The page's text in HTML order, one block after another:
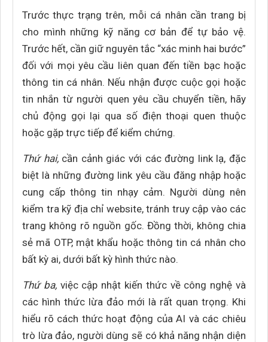
Trước thực trạng trên, mỗi cá nhân cần trang bị
cho mình những kỹ năng cơ bản để tự bảo vệ.
Trước hết, cần giữ nguyên tắc “xác minh hai bước”
đối với mọi yêu cầu liên quan đến tiền bạc hoặc
thông tin cá nhân. Nếu nhận được cuộc gọi hoặc
tin nhắn từ người quen yêu cầu chuyển tiền, hãy
chủ động gọi lại qua số điện thoại quen thuộc
hoặc gặp trực tiếp để kiểm chứng.
Thứ hai,cần cảnh giác với các đường link lạ, đặc
biệt là những đường link yêu cầu đăng nhập hoặc
cung cấp thông tin nhạy cảm. Người dùng nên
kiểm tra kỹ địa chỉ website, tránh truy cập vào các
trang không rõ nguồn gốc. Đồng thời, không chia
sẻ mã OTP, mật khẩu hoặc thông tin cá nhân cho
bất kỳ ai, dưới bất kỳ hình thức nào.
Thứ ba,việc cập nhật kiến thức về công nghệ và
các hình thức lừa đảo mới là rất quan trọng. Khi
hiểu rõ cách thức hoạt động của AI và các chiêu
trò lừa đảo, người dùng sẽ có khả năng nhận diện